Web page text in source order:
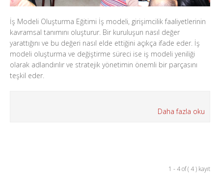
İş Modeli Oluşturma Eğitimi İş modeli, girişimcilik faaliyetlerinin
kavramsal tanımını oluşturur. Bir kuruluşun nasıl değer
yarattığını ve bu değeri nasıl elde ettiğini açıkça ifade eder. İş
modeli oluşturma ve değiştirme süreci ise iş modeli yeniliği
olarak adlandırılır ve stratejik yönetimin önemli bir parçasını
teşkil eder.
Daha fazla oku
1 - 4 of ( 4 ) kayıt